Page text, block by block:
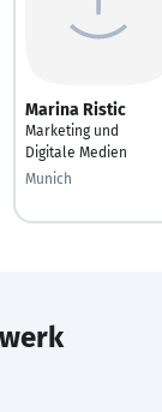
Marina Ristic
Marketing und
Digitale Medien
Munich